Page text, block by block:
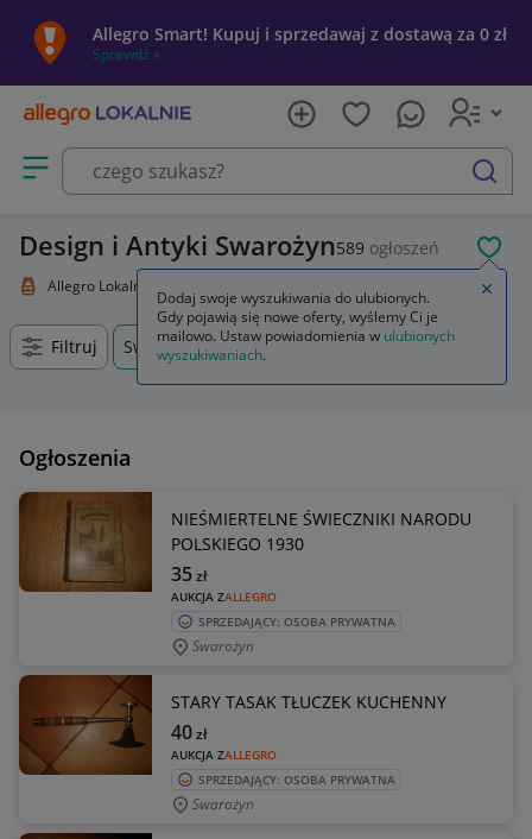
Allegro Smart! Kupuj i sprzedawaj z dostawą za 0 zł
Sprawdź »
Otwórz menu z kategoriami
szukaj
Design i Antyki Swarożyn589 ogłoszeń
Allegro Lokalnie
Filtruj Swarożyn, Pomorskie, +0 km
Ogłoszenia
NIEŚMIERTELNE ŚWIECZNIKI NARODU
POLSKIEGO 1930
AUKCJA ZALLEGRO
35zł
SPRZEDAJĄCY: OSOBA PRYWATNA
Swarożyn
STARY TASAK TŁUCZEK KUCHENNY
AUKCJA ZALLEGRO
40zł
SPRZEDAJĄCY: OSOBA PRYWATNA
Swarożyn
Dodaj swoje wyszukiwania do ulubionych.
Gdy pojawią się nowe oferty, wyślemy Ci je
mailowo. Ustaw powiadomienia w ulubionych
wyszukiwaniach.